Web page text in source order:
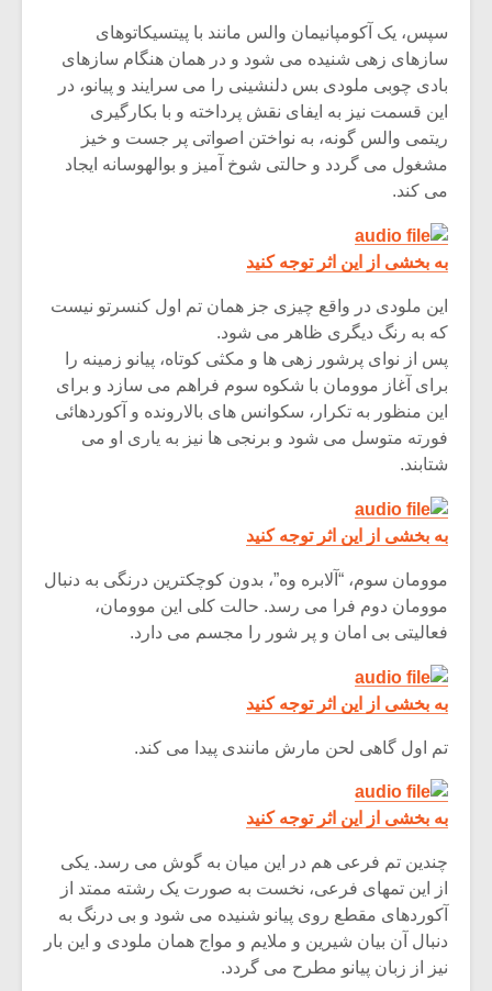
سپس، یک آکومپانیمان والس مانند با پیتسیکاتوهای
سازهای زهی شنیده می شود و در همان هنگام سازهای
بادی چوبی ملودی بس دلنشینی را می سرایند و پیانو، در
این قسمت نیز به ایفای نقش پرداخته و با بکارگیری
ریتمی والس گونه، به نواختن اصواتی پر جست و خیز
مشغول می گردد و حالتی شوخ آمیز و بوالهوسانه ایجاد
می کند.
به بخشی از این اثر توجه کنید
این ملودی در واقع چیزی جز همان تم اول کنسرتو نیست
که به رنگ دیگری ظاهر می شود.
پس از نوای پرشور زهی ها و مکثی کوتاه، پیانو زمینه را
برای آغاز موومان با شکوه سوم فراهم می سازد و برای
این منظور به تکرار، سکوانس های بالارونده و آکوردهائی
فورته متوسل می شود و برنجی ها نیز به یاری او می
شتابند.
به بخشی از این اثر توجه کنید
موومان سوم، “آلابره وه”، بدون کوچکترین درنگی به دنبال
موومان دوم فرا می رسد. حالت کلی این موومان،
فعالیتی بی امان و پر شور را مجسم می دارد.
به بخشی از این اثر توجه کنید
تم اول گاهی لحن مارش مانندی پیدا می کند.
به بخشی از این اثر توجه کنید
چندین تم فرعی هم در این میان به گوش می رسد. یکی
از این تمهای فرعی، نخست به صورت یک رشته ممتد از
آکوردهای مقطع روی پیانو شنیده می شود و بی درنگ به
دنبال آن بیان شیرین و ملایم و مواج همان ملودی و این بار
نیز از زبان پیانو مطرح می گردد.
میکلوش روژا
شیش و نیم»
اگر نمی توانی
مشهورترین باشی،
بدنام ترین باش
موسیقی